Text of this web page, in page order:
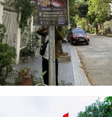
ROADSHOW XE 45 CHỖ QUẢNG